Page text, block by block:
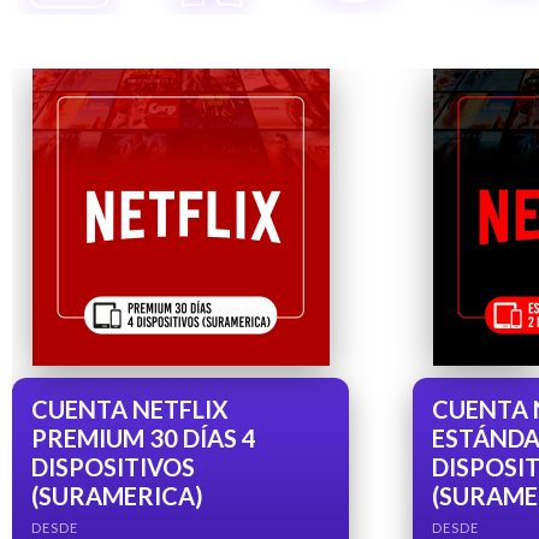
CUENTA NETFLIX
PREMIUM 30 DÍAS 4
DISPOSITIVOS
(SURAMERICA)
DESDE
CUENTA
DESDE